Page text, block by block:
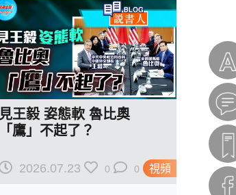
視頻
見王毅 姿態軟 魯比奧
「鷹」不起了？
2026.07.23 0 0